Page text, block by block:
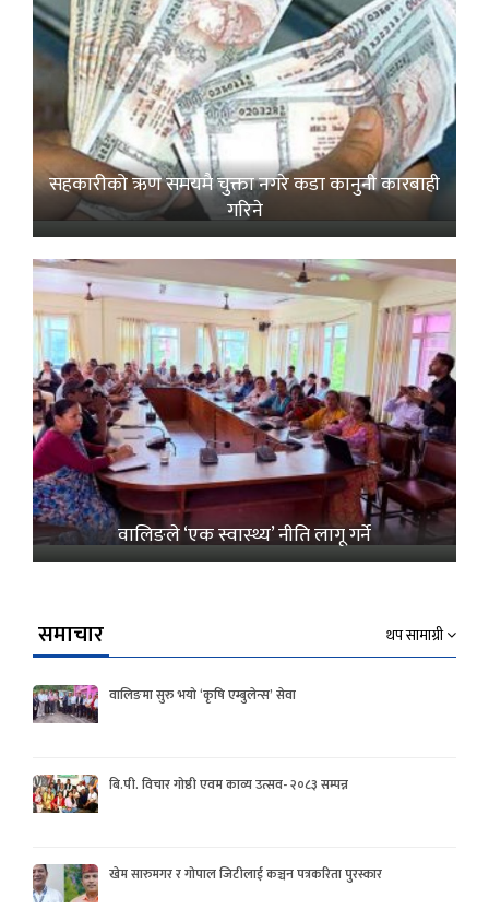
सहकारीको ऋण समयमै चुक्ता नगरे कडा कानुनी कारबाही
गरिने
वालिङले ‘एक स्वास्थ्य’ नीति लागू गर्ने
समाचार थप सामाग्री
वालिङमा सुरु भयो ‘कृषि एम्बुलेन्स’ सेवा
बि.पी. विचार गोष्ठी एवम काव्य उत्सव- २०८३ सम्पन्न
खेम सारुमगर र गोपाल जिटीलाई कञ्चन पत्रकरिता पुरस्कार